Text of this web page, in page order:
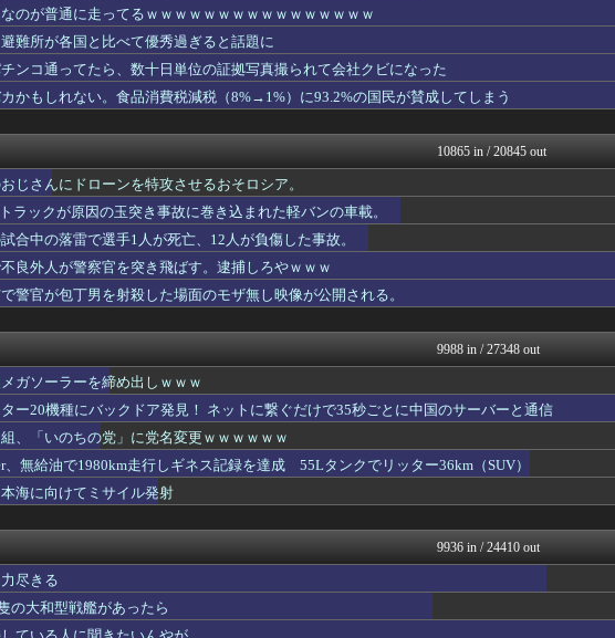
居眠りをしてしまった」同乗していた県議を含め男...
なんJ PRIDE
ーに衝撃的不祥事！W杯予選でレフリーへの...
NO FOOTY NO L...
顔ダブルピースしてるみたいになるの恥ずかしい...
VIPPER速報
マイナスキャッシュフローに陥る
かせまと！
にバカ刺さりそうなオモチャがコチラｗｗｗｗ...
スマブラ屋さん | スマブ...
理想ちゃんねる
きない人間だよな
育児板拾い読み
…｢とんねるず｣｢おニャン子｣｢AKB｣とヒッ...
AKB48タイムズ（AKB...
三期生ライブ愛知公演、終演後の様子・レ...
原因をほぼ特定、全国の大規模施設でガス供給設備...
を開設！！！【乃木坂46】
坂道情報通～乃木坂46まと...
てしまうｗｗｗｗｗｗｗｗｗｗｗｗｗｗｗｗｗ
なんJミュージアム
ら中国に謝罪しに行きます」
ん赤旗」１７００件以上の虚偽購読申し込み 「厳...
殺された男の動画、エグい 撃たれてから叫びなが...
キニ速
ど サイ速
なのが普通に走ってるｗｗｗｗｗｗｗｗｗｗｗｗｗｗｗｗ
避難所が各国と比べて優秀過ぎると話題に
ンコ通ってたら、数十日単位の証拠写真撮られて会社クビになった
カかもしれない。食品消費税減税（8%→1%）に93.2%の国民が賛成してしまう
10865 in / 20845 out
じさんにドローンを特攻させるおそロシア。
ラックが原因の玉突き事故に巻き込まれた軽バンの車載。
合中の落雷で選手1人が死亡、12人が負傷した事故。
不良外人が警察官を突き飛ばす。逮捕しろやｗｗｗ
で警官が包丁男を射殺した場面のモザ無し映像が公開される。
9988 in / 27348 out
ガソーラーを締め出しｗｗｗ
ター20機種にバックドア発見！ ネットに繋ぐだけで35秒ごとに中国のサーバーと通信
組、「いのちの党」に党名変更ｗｗｗｗｗｗ
、無給油で1980km走行しギネス記録を達成 55Lタンクでリッター36km（SUV）
本海に向けてミサイル発射
9936 in / 24410 out
尽きる
の大和型戦艦があったら